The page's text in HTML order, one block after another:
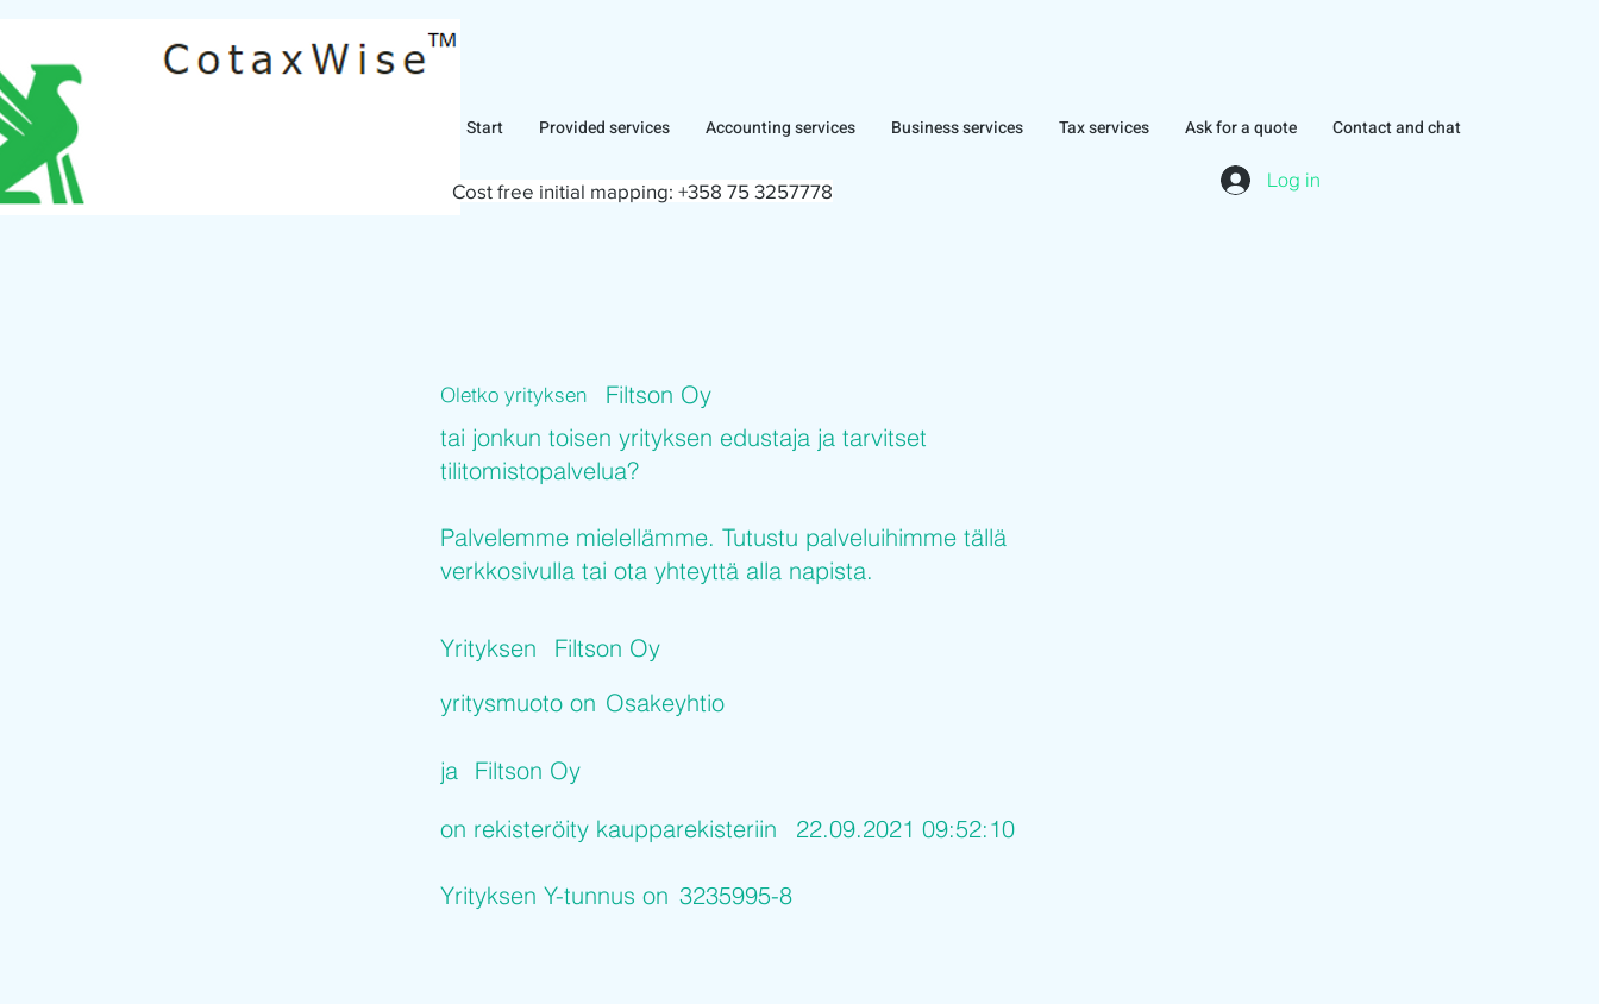
Start Provided services Accounting services Business services Tax services Ask for a quote Contact and chat
Log in
Cost free initial mapping: +358 75 3257778
Oletko yrityksen
tai jonkun toisen yrityksen edustaja ja tarvitset
tilitomistopalvelua?
Palvelemme mielellämme. Tutustu palveluihimme tällä
verkkosivulla tai ota yhteyttä alla napista.
Yrityksen
Osakeyhtio
yritysmuoto on
ja Filtson Oy
on rekisteröity kaupparekisteriin
22.09.2021 09:52:10
Yrityksen Y-tunnus on 3235995-8
Filtson Oy
Filtson Oy